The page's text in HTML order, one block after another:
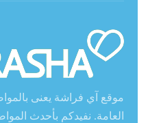
موقع آي فراشة يعنى
العامة. نفيدكم بأحدث